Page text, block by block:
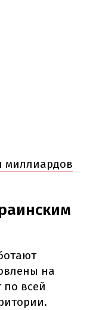
миллиардов
на
по всей